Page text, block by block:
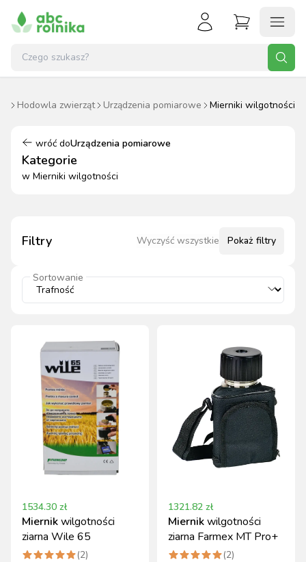
Hodowla zwierząt Urządzenia pomiarowe Mierniki wilgotności
wróć doUrządzenia pomiarowe
Kategorie
w Mierniki wilgotności
Filtry Wyczyść wszystkie Pokaż filtry
Sortowanie
1534.30 zł
Miernikwilgotności
ziarna Wile 65
(2)
1321.82 zł
Miernikwilgotności
ziarna Farmex MT Pro+
(2)